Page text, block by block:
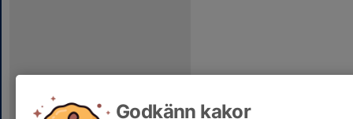
Godkänn kakor